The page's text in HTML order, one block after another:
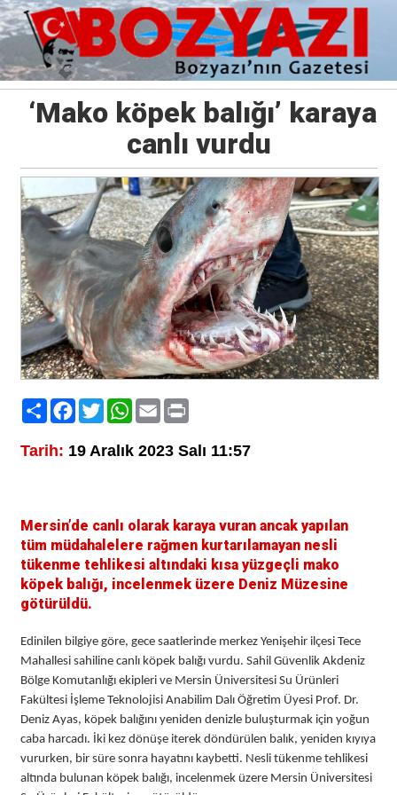
‘Mako köpek balığı’ karaya
canlı vurdu
PaylaşFacebook
TwitterWhatsApp
EmailPrint
Tarih: 19 Aralık 2023 Salı 11:57
Mersin’de canlı olarak karaya vuran ancak yapılan
tüm müdahalelere rağmen kurtarılamayan nesli
tükenme tehlikesi altındaki kısa yüzgeçli mako
köpek balığı, incelenmek üzere Deniz Müzesine
götürüldü.
Edinilen bilgiye göre, gece saatlerinde merkez Yenişehir ilçesi Tece
Mahallesi sahiline canlı köpek balığı vurdu. Sahil Güvenlik Akdeniz
Bölge Komutanlığı ekipleri ve Mersin Üniversitesi Su Ürünleri
Fakültesi İşleme Teknolojisi Anabilim Dalı Öğretim Üyesi Prof. Dr.
Deniz Ayas, köpek balığını yeniden denizle buluşturmak için yoğun
caba harcadı. İki kez dönüşe iterek döndürülen balık, yeniden kıyıya
vururken, bir süre sonra hayatını kaybetti. Nesli tükenme tehlikesi
altında bulunan köpek balığı, incelenmek üzere Mersin Üniversitesi